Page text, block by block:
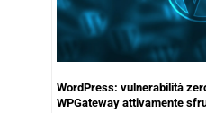
WordPress: vulnerabilità
WPGateway attivamente